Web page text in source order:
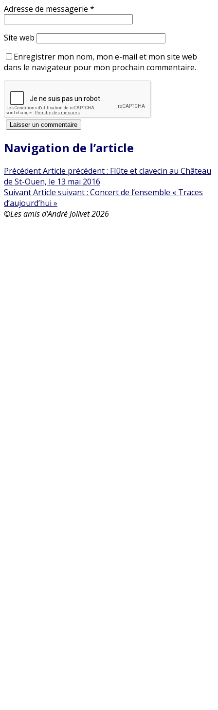
Adresse de messagerie *
Site web
Enregistrer mon nom, mon e-mail et mon site web
dans le navigateur pour mon prochain commentaire.
Navigation de l’article
PrécédentArticle précédent : Flûte et clavecin au Château
de St-Ouen, le 13 mai 2016
SuivantArticle suivant : Concert de l’ensemble « Traces
d’aujourd’hui »
©Les amis d'André Jolivet 2026